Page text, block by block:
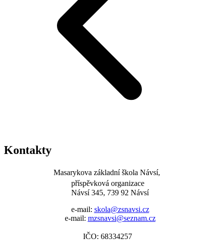
Kontakty
Masarykova základní škola Návsí,
příspěvková organizace
Návsí 345, 739 92 Návsí
e-mail: skola@zsnavsi.cz
e-mail: mzsnavsi@seznam.cz
IČO: 68334257